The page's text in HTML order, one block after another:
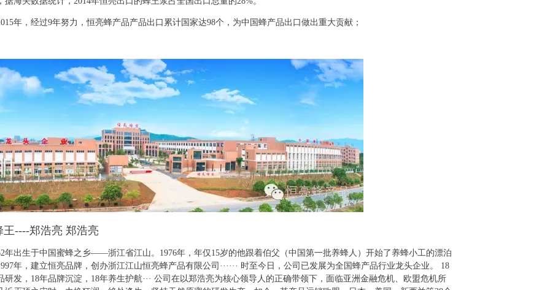
年，经过9年努力，恒亮蜂产品产品出口累计国家达98个，为中国蜂产品出口做出重大贡献；
王----郑浩亮 郑浩亮
年出生于中国蜜蜂之乡——浙江省江山。1976年，年仅15岁的他跟着伯父（中国第一批养蜂人）开始了养蜂小工的漂泊
年，建立恒亮品牌，创办浙江江山恒亮蜂产品有限公司······ 时至今日，公司已发展为全国蜂产品行业龙头企业。 18
研发，18年品牌沉淀，18年养生护航··· 公司在以郑浩亮为核心领导人的正确带领下，面临亚洲金融危机、欧盟危机所